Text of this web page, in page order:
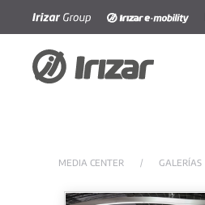
Skip to main content
MEDIA CENTER GALERÍAS